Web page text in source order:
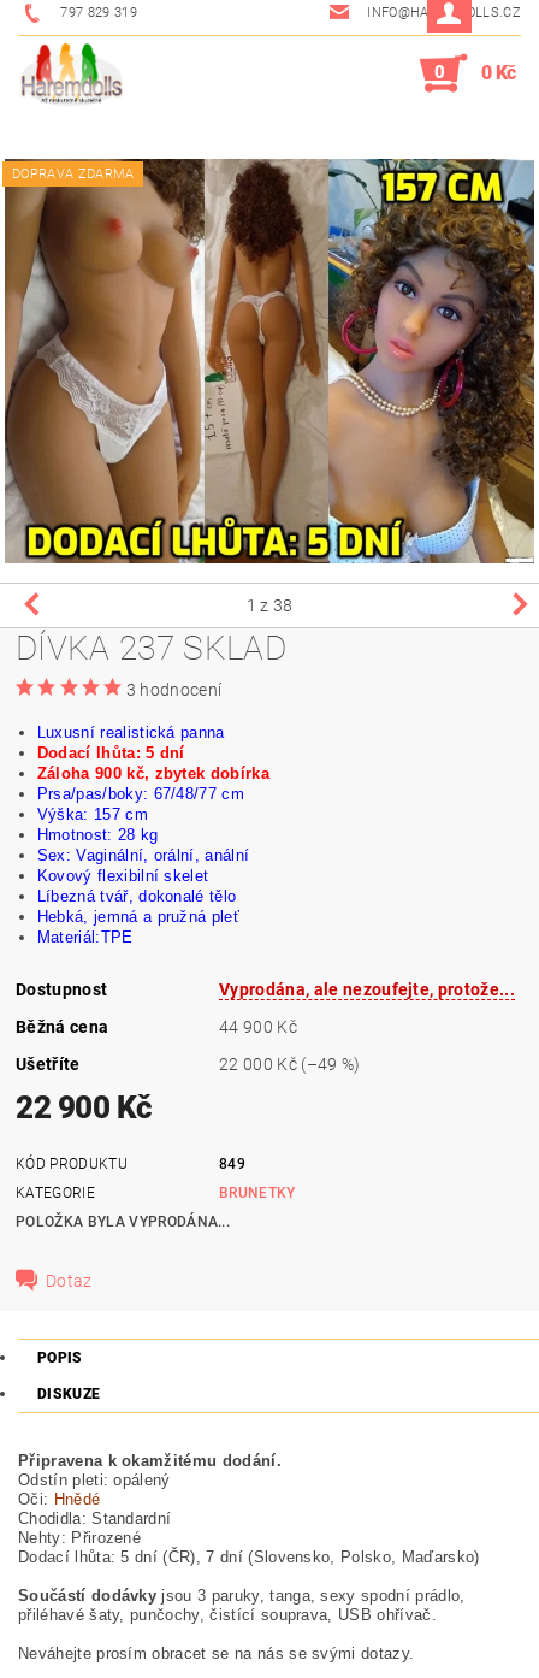
797 829 319 INFO@HAREMDOLLS.CZ
0 0 Kč
DOPRAVA ZDARMA
1 z 38
DÍVKA 237 SKLAD
3 hodnocení
Luxusní realistická panna
Dodací lhůta: 5 dní
Záloha 900 kč, zbytek dobírka
Prsa/pas/boky: 67/48/77 cm
Výška: 157 cm
Hmotnost: 28 kg
Sex: Vaginální, orální, anální
Kovový flexibilní skelet
Líbezná tvář,dokonalé tělo
Hebká, jemná a pružná pleť
Materiál:TPE
Dostupnost
Vyprodána, ale nezoufejte, protože...
Běžná cena
44 900 Kč
Ušetříte
22 000 Kč (–49 %)
22 900 Kč
KÓD PRODUKTU
849
KATEGORIE
BRUNETKY
POLOŽKA BYLA VYPRODÁNA...
Dotaz
POPIS
DISKUZE
Připravena k okamžitému dodání.
Odstín pleti: opálený
Oči: Hnědé
Chodidla: Standardní
Nehty: Přirozené
Dodací lhůta: 5 dní (ČR), 7 dní (Slovensko, Polsko, Maďarsko)
Součástí dodávky jsou 3 paruky, tanga, sexy spodní prádlo,
přiléhavé šaty, punčochy, čistící souprava, USB ohřívač.
Neváhejte prosím obracet se na nás se svými dotazy.